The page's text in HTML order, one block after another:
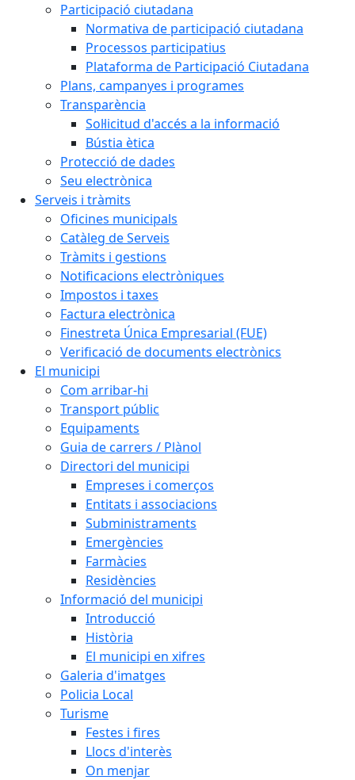
Participació ciutadana
Normativa de participació ciutadana
Processos participatius
Plataforma de Participació Ciutadana
Plans, campanyes i programes
Transparència
Sol·licitud d'accés a la informació
Bústia ètica
Protecció de dades
Seu electrònica
Serveis i tràmits
Oficines municipals
Catàleg de Serveis
Tràmits i gestions
Notificacions electròniques
Impostos i taxes
Factura electrònica
Finestreta Única Empresarial (FUE)
Verificació de documents electrònics
El municipi
Com arribar-hi
Transport públic
Equipaments
Guia de carrers / Plànol
Directori del municipi
Empreses i comerços
Entitats i associacions
Subministraments
Emergències
Farmàcies
Residències
Informació del municipi
Introducció
Història
El municipi en xifres
Galeria d'imatges
Policia Local
Turisme
Festes i fires
Llocs d'interès
On menjar